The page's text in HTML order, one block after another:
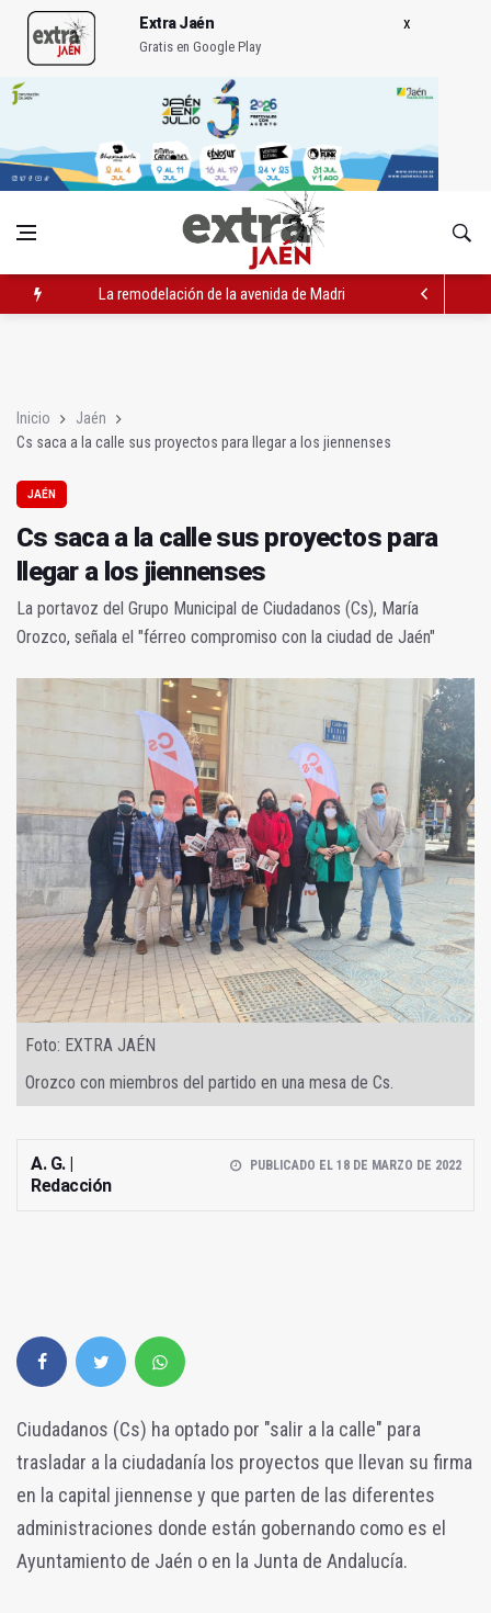
Extra Jaén
Gratis en Google Play
IU pide respuestas al Gobierno sobre la situación del
Inicio
Jaén
Cs saca a la calle sus proyectos para llegar a los jiennenses
JAÉN
Cs saca a la calle sus proyectos para
llegar a los jiennenses
La portavoz del Grupo Municipal de Ciudadanos (Cs), María
Orozco, señala el "férreo compromiso con la ciudad de Jaén"
Foto: EXTRA JAÉN
Orozco con miembros del partido en una mesa de Cs.
A. G. |
Redacción
PUBLICADO EL 18 DE MARZO DE 2022
Ciudadanos (Cs) ha optado por "salir a la calle" para
trasladar a la ciudadanía los proyectos que llevan su firma
en la capital jiennense y que parten de las diferentes
administraciones donde están gobernando como es el
Ayuntamiento de Jaén o en la Junta de Andalucía.